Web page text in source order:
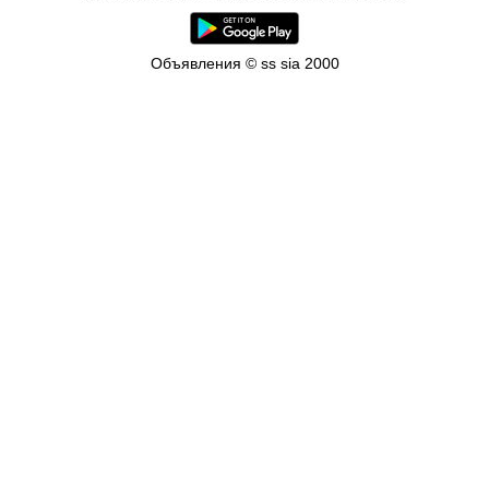
Объявления © ss sia 2000